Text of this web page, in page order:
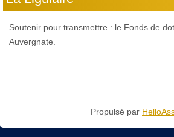
Soutenir pour transmettre : le Fonds de
Auvergnate.
Propulsé par